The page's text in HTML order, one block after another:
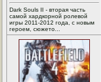
Dark Souls II - вторая часть
самой хардкорной ролевой
игры 2011-2012 года, с новым
героем, сюжето...